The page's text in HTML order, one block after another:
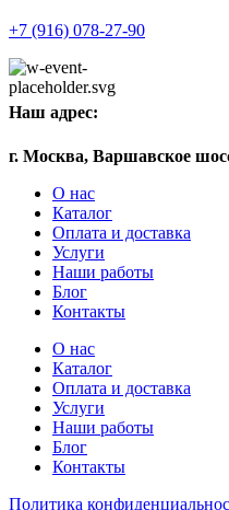
+7 (916) 078-27-90
Наш адрес:
г. Москва, Варшавское
О нас
Каталог
Оплата и доставка
Услуги
Наши работы
Блог
Контакты
О нас
Каталог
Оплата и доставка
Услуги
Наши работы
Блог
Контакты
Политика